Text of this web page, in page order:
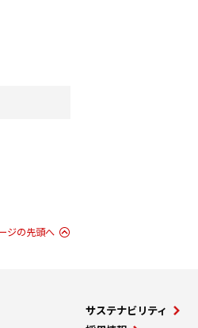
ジの先頭へ
サステナビリティ